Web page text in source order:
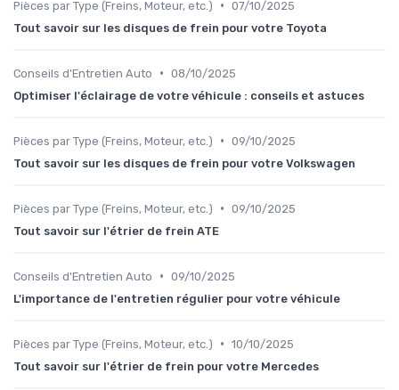
Pièces par Type (Freins, Moteur, etc.) • 07/10/2025
Tout savoir sur les disques de frein pour votre Toyota
Conseils d'Entretien Auto • 08/10/2025
Optimiser l'éclairage de votre véhicule : conseils et astuces
Pièces par Type (Freins, Moteur, etc.) • 09/10/2025
Tout savoir sur les disques de frein pour votre Volkswagen
Pièces par Type (Freins, Moteur, etc.) • 09/10/2025
Tout savoir sur l'étrier de frein ATE
Conseils d'Entretien Auto • 09/10/2025
L'importance de l'entretien régulier pour votre véhicule
Pièces par Type (Freins, Moteur, etc.) • 10/10/2025
Tout savoir sur l'étrier de frein pour votre Mercedes